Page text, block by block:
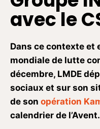
avec le
Dans ce contexte et
mondiale de lutte
décembre, LMDE
sociaux et sur son
de son opération
calendrier de l’Avent.